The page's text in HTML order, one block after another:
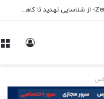
روش‌های جلوگیری از حملات Zero-Day؛ از شناسایی تهدید تا کاهش ریسک